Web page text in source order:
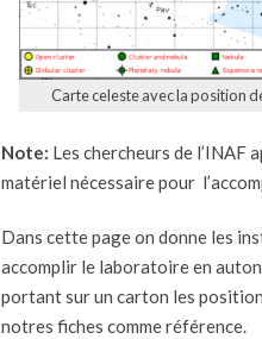
Carte celeste avec la position
Note: Les chercheurs de l’INAF
matériel nécessaire pour
Dans cette page on donne les
accomplir le laboratoire en
portant sur un carton les
notres fiches comme référence.